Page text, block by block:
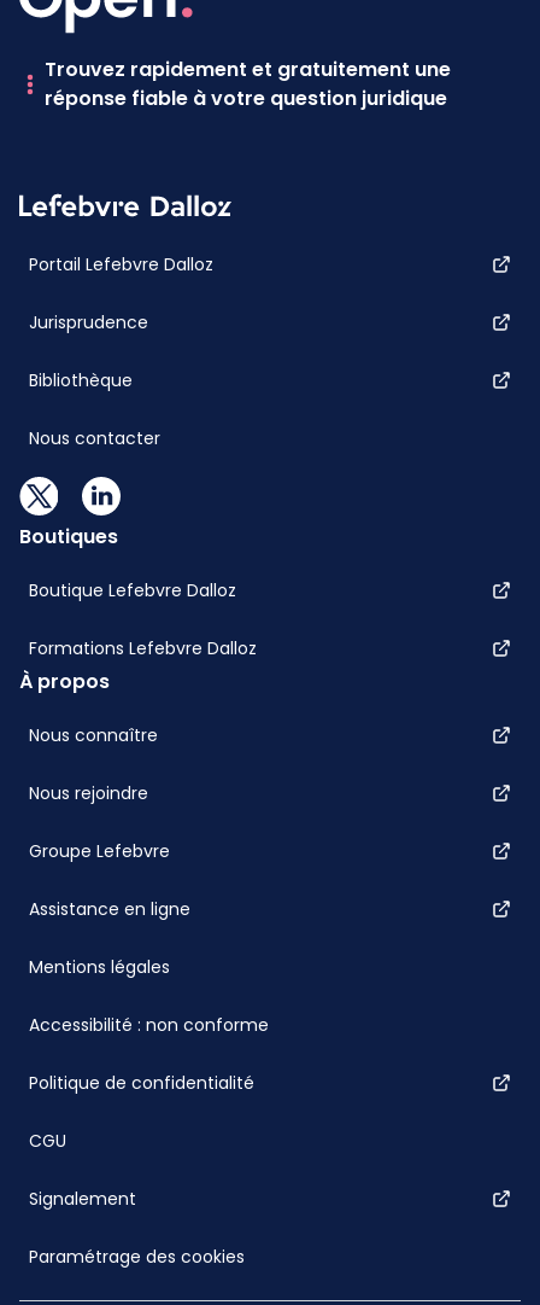
Trouvez rapidement et gratuitement une
réponse fiable à votre question juridique
Portail Lefebvre Dalloz
Jurisprudence
Bibliothèque
Nous contacter
Boutiques
Boutique Lefebvre Dalloz
Formations Lefebvre Dalloz
À propos
Nous connaître
Nous rejoindre
Groupe Lefebvre
Assistance en ligne
Mentions légales
Accessibilité : non conforme
Politique de confidentialité
CGU
Signalement
Paramétrage des cookies